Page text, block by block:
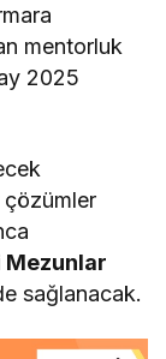
mentorluk
2025
çözümler
sağlanacak.